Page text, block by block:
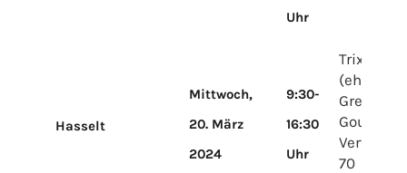
Uhr
Hasselt
Mittwoch,
20. März
2024
9:30-
16:30
Uhr
Trixxo
(ehemals
70